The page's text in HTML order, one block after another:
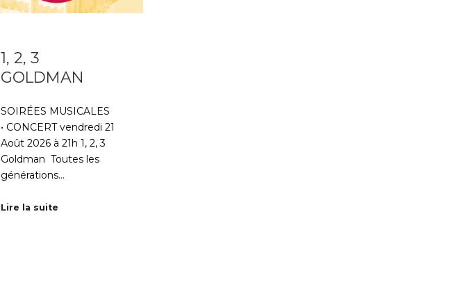
1, 2, 3
GOLDMAN
SOIRÉES MUSICALES
• CONCERT vendredi 21
Août 2026 à 21h 1, 2, 3
Goldman ​ Toutes les
générations…
Lire la suite